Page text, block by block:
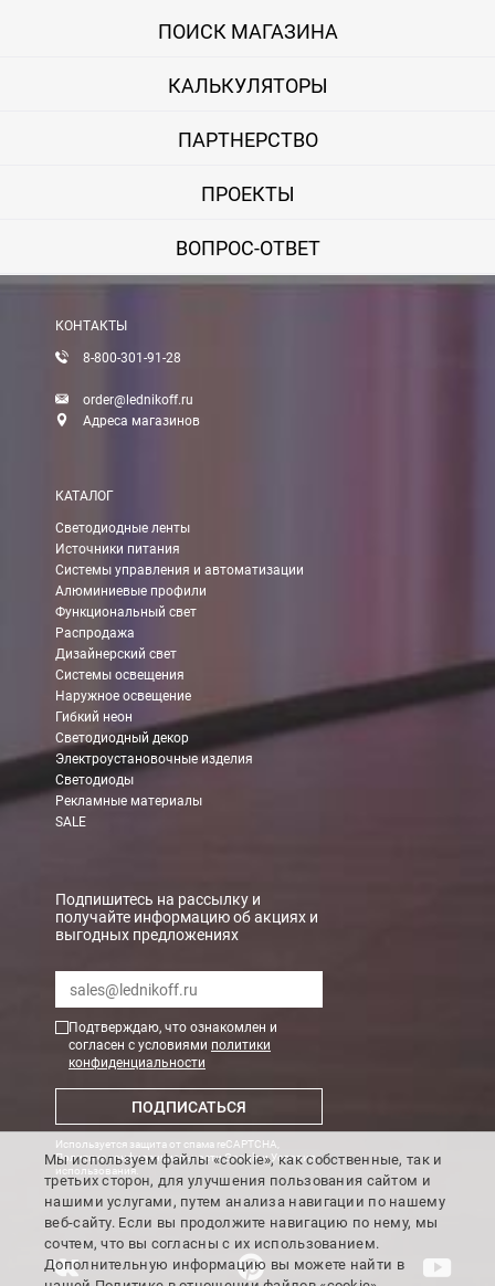
Вы можете оплатить покупку на сайте банковской картой
Оплата при получении
Вы можете оплатить заказ непосредственно при получении
Вы можете оплатить заказ по выставленному счету в любом
Доставка:
Вы можете самостоятельно забрать заказ в одном из наших
В Москве (внутри МКАД)
БЕСПЛАТНАЯ доставка при сумме заказа от 7000 руб.
При заказе менее 7000 руб. стоимость доставки 750 руб.
В Москве и МО (за МКАД)
При заказе от 7000 руб. стоимость доставки равна 30 руб.
При заказе менее 7000 руб. стоимость доставки 750 руб. +
В Санкт-Петербурге
При заказе менее 7000 руб. стоимость доставки
Мы можем доставить ваши заказы сервисом компании
Транспортные компании
Доставка до ТК от 7000 руб. БЕСПЛАТНО.
При заказе менее 7000 руб. стоимость доставки до ТК 750 руб.
Стоимость доставки ТК до Вашего пункта назначения Вы
Подробнее обоплате и доставке
ПОИСК МАГАЗИНА
КАЛЬКУЛЯТОРЫ
ПАРТНЕРСТВО
ПРОЕКТЫ
ВОПРОС-ОТВЕТ
КОНТАКТЫ
8-800-301-91-28
order@lednikoff.ru
Адреса магазинов
КАТАЛОГ
Светодиодные ленты
Источники питания
Системы управления и автоматизации
Алюминиевые профили
Функциональный свет
Распродажа
Дизайнерский свет
Системы освещения
Наружное освещение
Гибкий неон
Светодиодный декор
Электроустановочные изделия
Светодиоды
Рекламные материалы
SALE
Подпишитесь на рассылку и
получайте информацию об акциях и
выгодных предложениях
Подтверждаю, что ознакомлен и
согласен с условиями политики
конфиденциальности
ПОДПИСАТЬСЯ
Используется защита от спама reCAPTCHA,
Политика конфиденциальности GoogleиУсловия
использования
Мы используем файлы «cookie», как собственные, так и
третьих сторон, для улучшения пользования сайтом и
нашими услугами, путем анализа навигации по нашему
веб-сайту. Если вы продолжите навигацию по нему, мы
сочтем, что вы согласны с их использованием.
Дополнительную информацию вы можете найти в